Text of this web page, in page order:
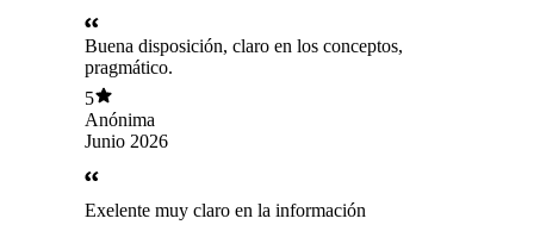
Buena disposición, claro en los conceptos,
pragmático.
5
Anónima
Junio 2026
Exelente muy claro en la información